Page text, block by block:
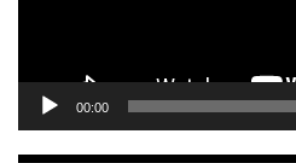
00:00